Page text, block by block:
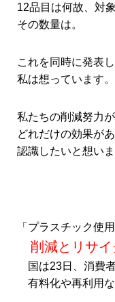
12品目は何故、対
その数量は。
これを同時に発表
私は想っています。
私たちの削減努力が
どれだけの効果が
認識したいと想いま
「プラスチック使
削減とリサ
国は23日、消費
有料化や再利用